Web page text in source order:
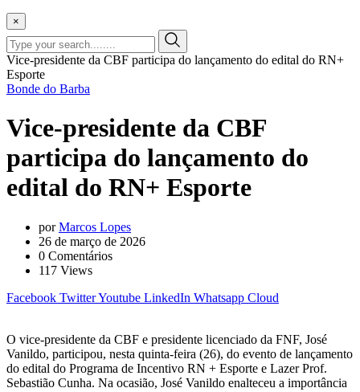
×
Vice-presidente da CBF participa do lançamento do edital do RN+
Esporte
Bonde do Barba
Vice-presidente da CBF
participa do lançamento do
edital do RN+ Esporte
porMarcos Lopes
26 de março de 2026
0 Comentários
117 Views
Facebook TwitterYoutube LinkedIn Whatsapp Cloud
O vice-presidente da CBF e presidente licenciado da FNF, José
Vanildo, participou, nesta quinta-feira (26), do evento de lançamento
do edital do Programa de Incentivo RN + Esporte e Lazer Prof.
Sebastião Cunha. Na ocasião, José Vanildo enalteceu a importância